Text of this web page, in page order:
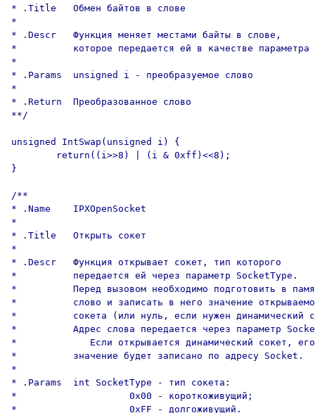
* .Title   Обмен байтов в слове
*
* .Descr   Функция меняет местами байты в слове,
*          которое передается ей в качестве параметра
*
* .Params  unsigned i - преобразуемое слово
*
* .Return  Преобразованное слово
**/
unsigned IntSwap(unsigned i) {
        return((i>>8) | (i & 0xff)<<8);
}
/**
* .Name    IPXOpenSocket
*
* .Title   Открыть сокет
*
* .Descr   Функция открывает сокет, тип которого
*          передается ей через параметр SocketType.
*          Перед вызовом необходимо подготовить в
*          слово и записать в него значение
*          сокета (или нуль, если нужен динамический
*          Адрес слова передается через параметр
*             Если открывается динамический сокет, его
*          значение будет записано по адресу Socket.
*
* .Params  int SocketType - тип сокета:
*                    0x00 - короткоживущий;
*                    0xFF - долгоживущий.